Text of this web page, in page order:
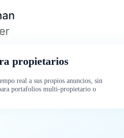
propietarios
real a sus propios anuncios, sin
portafolios multi-propietario o